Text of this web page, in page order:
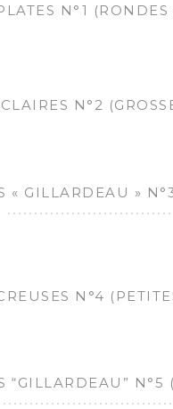
N°1 (RONDES
N°2
« GILLARDEAU »
N°4
“GILLARDEAU” N°5